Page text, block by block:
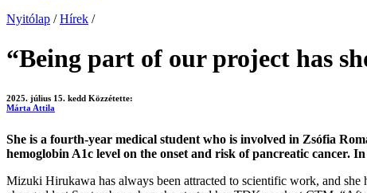
Nyitólap / Hírek /
“Being part of our project has
2025. július 15. kedd Közzétette:
Márta Attila
She is a fourth-year medical student who is involved in Zsófia
hemoglobin A1c level on the onset and risk of pancreatic
Mizuki Hirukawa has always been attracted to scientific work, and she